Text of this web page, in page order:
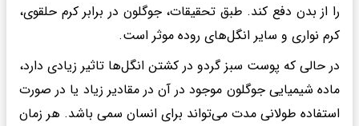
را از بدن دفع کند. طبق تحقیقات، جوگلون در برابر کرم حلقوی،
کرم نواری و سایر انگل‌های روده موثر است.
در حالی که پوست سبز گردو در کشتن انگل‌ها تاثیر زیادی دارد،
ماده شیمیایی جوگلون موجود در آن در مقادیر زیاد یا در صورت
استفاده طولانی مدت می‌تواند برای انسان سمی باشد. هر زمان